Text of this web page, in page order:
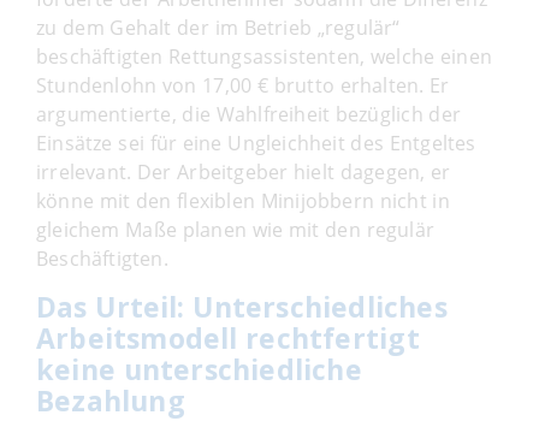
zu dem Gehalt der im Betrieb „regulär“
beschäftigten Rettungsassistenten, welche einen
Stundenlohn von 17,00 € brutto erhalten. Er
argumentierte, die Wahlfreiheit bezüglich der
Einsätze sei für eine Ungleichheit des Entgeltes
irrelevant. Der Arbeitgeber hielt dagegen, er
könne mit den flexiblen Minijobbern nicht in
gleichem Maße planen wie mit den regulär
Beschäftigten.
Das Urteil: Unterschiedliches
Arbeitsmodell rechtfertigt
keine unterschiedliche
Bezahlung